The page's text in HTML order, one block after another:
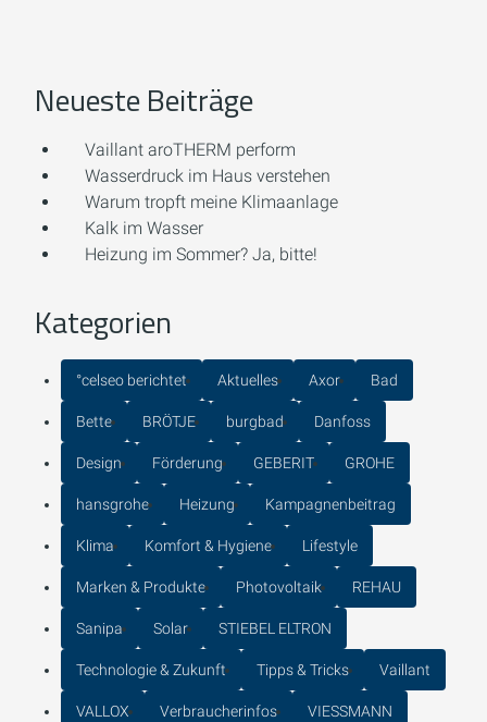
Neueste Beiträge
Vaillant aroTHERM perform
Wasserdruck im Haus verstehen
Warum tropft meine Klimaanlage
Kalk im Wasser
Heizung im Sommer? Ja, bitte!
Kategorien
°celseo berichtet Aktuelles Axor Bad
Bette BRÖTJE burgbad Danfoss
Design Förderung GEBERIT GROHE
hansgrohe Heizung Kampagnenbeitrag
Klima Komfort & Hygiene Lifestyle
Marken & Produkte Photovoltaik REHAU
Sanipa Solar STIEBEL ELTRON
Technologie & Zukunft Tipps & Tricks Vaillant
VALLOX Verbraucherinfos VIESSMANN